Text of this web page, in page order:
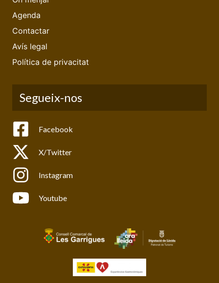
Agenda
Contactar
Avís legal
Política de privacitat
Segueix-nos
Facebook
X/Twitter
Instagram
Youtube